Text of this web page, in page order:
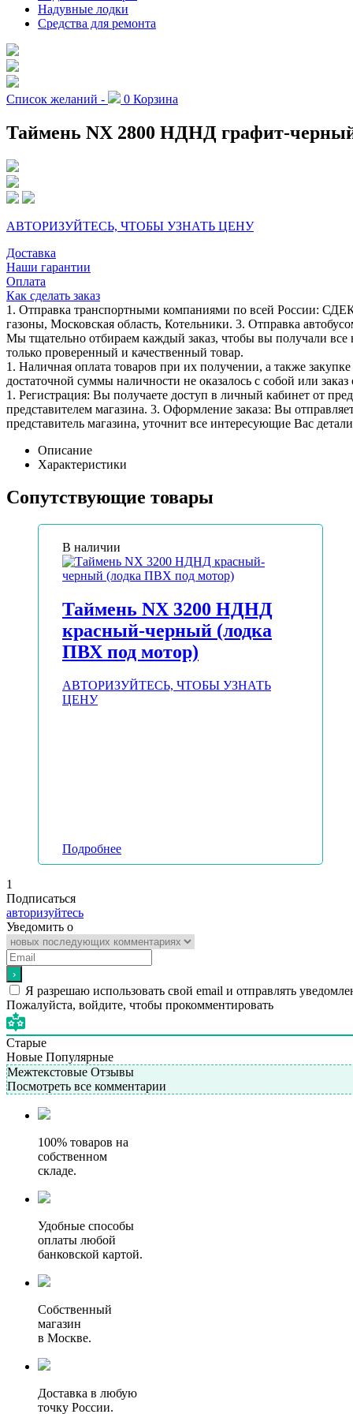
Надувные лодки
Средства для ремонта
Список желаний - 0 Корзина
Таймень NX 2800 НДНД графит-
АВТОРИЗУЙТЕСЬ, ЧТОБЫ УЗНАТЬ ЦЕНУ
Доставка
Наши гарантии
Оплата
Как сделать заказ
1. Отправка транспортными компаниями по всей России:
газоны, Московская область, Котельники. 3. Отправка
Мы тщательно отбираем каждый заказ, чтобы вы получали
только проверенный и качественный товар.
1. Наличная оплата товаров при их получении, а также
достаточной суммы наличности не оказалось с собой или
1. Регистрация: Вы получаете доступ в личный кабинет от
представителем магазина. 3. Оформление заказа: Вы
представитель магазина, уточнит все интересующие Вас
Описание
Характеристики
Сопутствующие товары
В наличии
Таймень NX 3200 НДНД
красный-черный (лодка
ПВХ под мотор)
АВТОРИЗУЙТЕСЬ, ЧТОБЫ УЗНАТЬ
ЦЕНУ
Подробнее
1
Подписаться
авторизуйтесь
Уведомить о
Я разрешаю использовать свой email и отправлять
Пожалуйста, войдите, чтобы прокомментировать
Старые
Новые Популярные
Межтекстовые Отзывы
Посмотреть все комментарии
100% товаров на
собственном
складе.
Удобные способы
оплаты любой
банковской картой.
Собственный
магазин
в Москве.
Доставка в любую
точку России.